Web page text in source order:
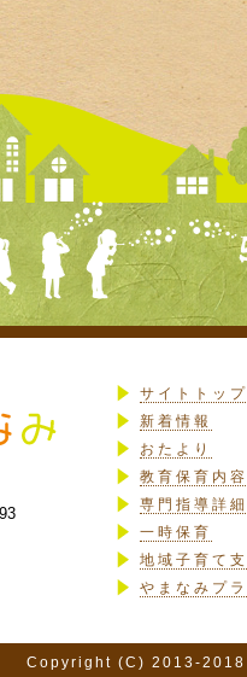
サイトトップ
新着情報
おたより
教育保育内
専門指導詳細
一時保育
地域子育て
やまなみプ
Copyright (C) 2013-